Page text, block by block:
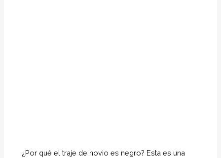
¿Por qué el traje de novio es negro? Esta es una